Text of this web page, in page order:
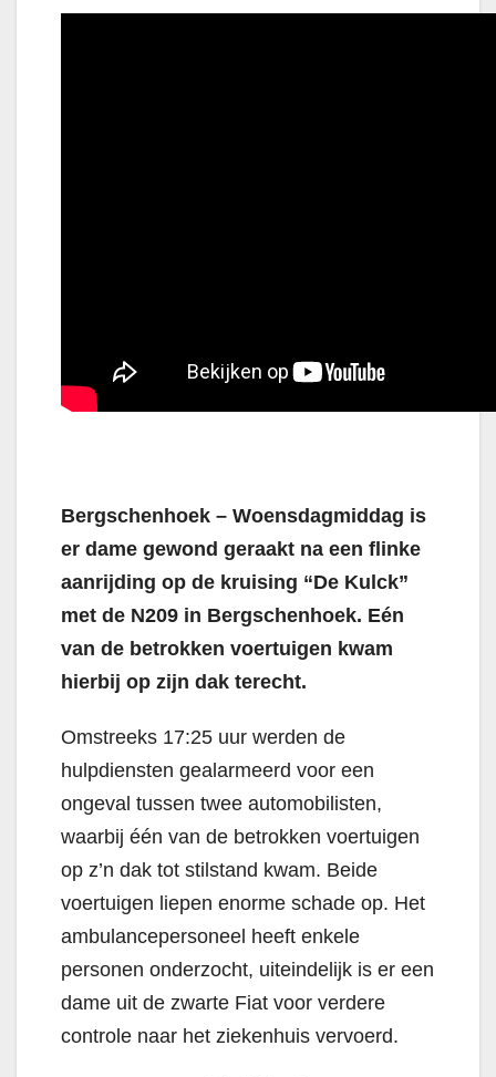
Bergschenhoek – Woensdagmiddag is
er dame gewond geraakt na een flinke
aanrijding op de kruising “De Kulck”
met de N209 in Bergschenhoek. Eén
van de betrokken voertuigen kwam
hierbij op zijn dak terecht.
Omstreeks 17:25 uur werden de
hulpdiensten gealarmeerd voor een
ongeval tussen twee automobilisten,
waarbij één van de betrokken voertuigen
op z’n dak tot stilstand kwam. Beide
voertuigen liepen enorme schade op. Het
ambulancepersoneel heeft enkele
personen onderzocht, uiteindelijk is er een
dame uit de zwarte Fiat voor verdere
controle naar het ziekenhuis vervoerd.